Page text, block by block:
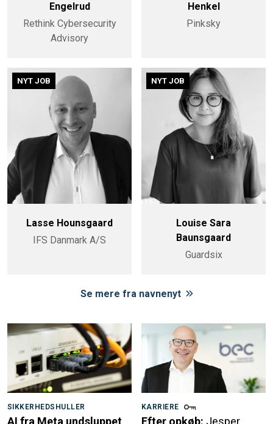
Engelrud
Rethink Cybersecurity
Advisory
Henkel
Pinksky
NYT JOB
Lasse Hounsgaard
IFS Danmark A/S
NYT JOB
Louise Sara
Baunsgaard
Guardsix
Se mere fra navnenyt
SIKKERHEDSHULLER KARRIERE